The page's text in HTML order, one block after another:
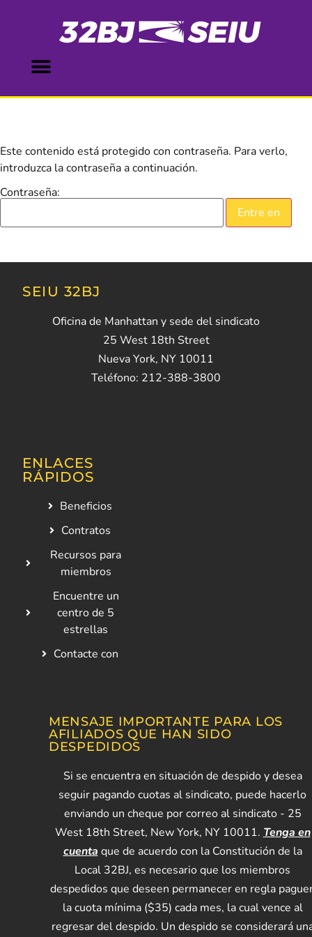
Este contenido está protegido con contraseña. Para verlo,
introduzca la contraseña a continuación.
Contraseña:
SEIU 32BJ
Oficina de Manhattan y sede del sindicato
25 West 18th Street
Nueva York, NY 10011
Teléfono: 212-388-3800
ENLACES
RÁPIDOS
Beneficios
Contratos
Recursos para
miembros
Encuentre un
centro de 5
estrellas
Contacte con
MENSAJE IMPORTANTE PARA LOS
AFILIADOS QUE HAN SIDO
DESPEDIDOS
Si se encuentra en situación de despido y desea
seguir pagando cuotas al sindicato, puede hacerlo
enviando un cheque por correo al sindicato - 25
West 18th Street, New York, NY 10011. Tenga en
cuenta que de acuerdo con la Constitución de la
Local 32BJ, es necesario que los miembros
despedidos que deseen permanecer en regla
la cuota mínima ($35) cada mes, la cual vence al
regresar del despido. Un despido se considerará